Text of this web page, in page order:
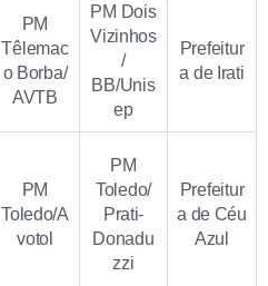
PM
Têlemac
o Borba/
AVTB
PM Dois
Vizinhos
/
BB/Unis
ep
Prefeitur
a de Irati
PM
Toledo/A
votol
PM
Toledo/
Prati-
Donadu
zzi
Prefeitur
a de Céu
Azul